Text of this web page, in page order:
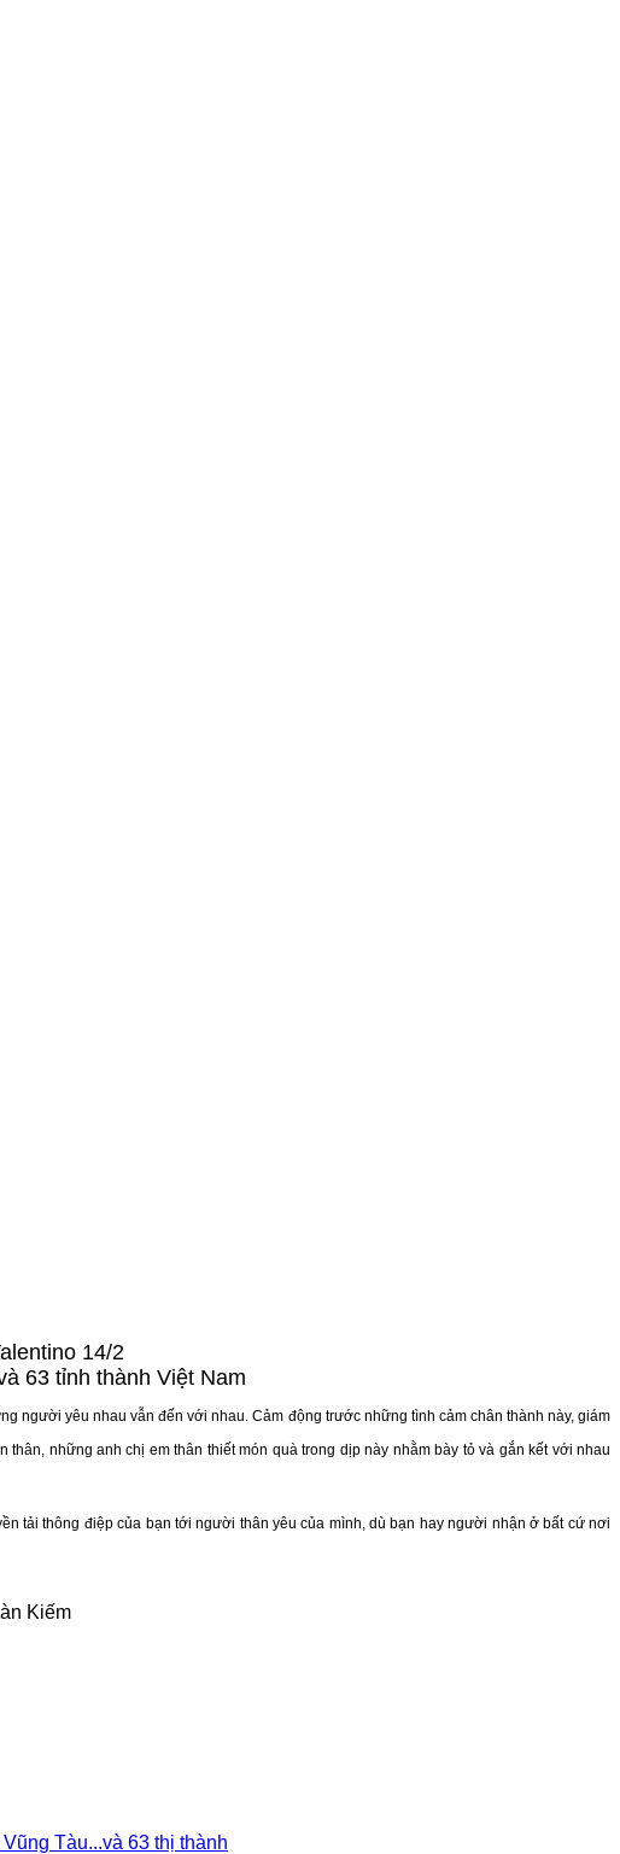
14/2
63 tỉnh thành Việt Nam
người yêu nhau vẫn đến với nhau. Cảm động trước những tình cảm chân thành này, giám
những anh chị em thân thiết món quà trong dịp này nhằm bày tỏ và gắn kết với nhau
tải thông điệp của bạn tới người thân yêu của mình, dù bạn hay người nhận ở bất cứ nơi
Kiếm
Tàu...và 63 thị thành